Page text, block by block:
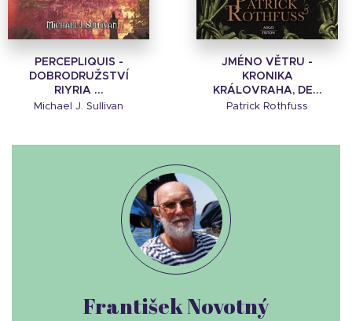
PERCEPLIQUIS -
DOBRODRUŽSTVÍ
RIYRIA ...
Michael J. Sullivan
JMÉNO VĚTRU -
KRONIKA
KRÁLOVRAHA, DE...
Patrick Rothfuss
František Novotný